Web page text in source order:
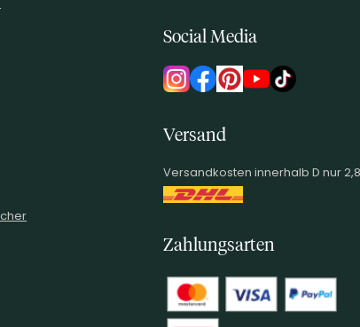
Social Media
Versand
Versandkosten innerhalb D nur
Zahlungsarten